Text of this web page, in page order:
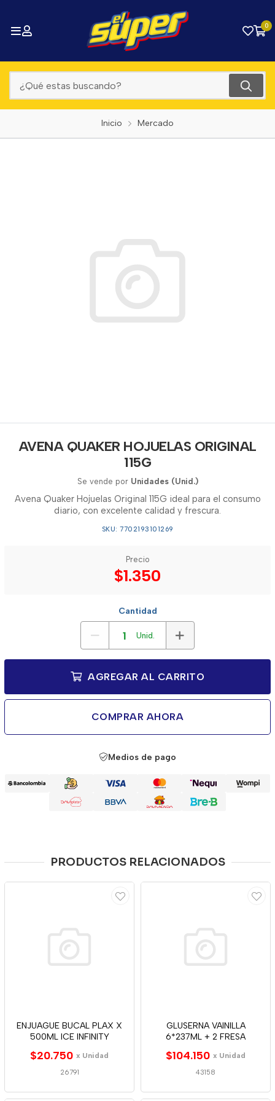
0
Inicio Mercado
AVENA QUAKER HOJUELAS ORIGINAL
115G
Se vende por Unidades (Unid.)
Avena Quaker Hojuelas Original 115G ideal para el consumo
diario, con excelente calidad y frescura.
SKU: 7702193101269
Precio
$1.350
Cantidad
Unid.
AGREGAR AL CARRITO
COMPRAR AHORA
Medios de pago
PRODUCTOS RELACIONADOS
ENJUAGUE BUCAL PLAX X
500ML ICE INFINITY
$20.750 x Unidad
26791
GLUSERNA VAINILLA
6*237ML + 2 FRESA
$104.150 x Unidad
43158